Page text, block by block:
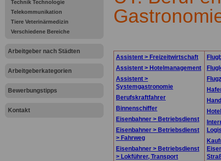
Technik Technologie
Telekommunikation
Tiere Veterinärmedizin
Verschiedene Bereiche
Arbeitgeber nach Städten
Arbeitgeberkategorien
Bewerbungstipps
Kontakt
Assistent > Freizeitwirtschaft
Assistent > Hotelmanagement
Assistent >
Systemgastronomie
Berufskraftfahrer
Binnenschiffer
Eisenbahner > Betriebsdienst
Eisenbahner > Betriebsdienst
> Fahrweg
Eisenbahner > Betriebsdienst
> Lokführer, Transport